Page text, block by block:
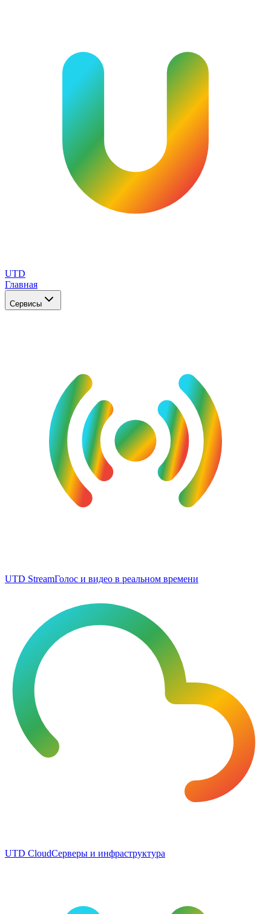
UTD
Главная
Сервисы
UTD StreamГолос и видео в реальном времени
UTD CloudСерверы и инфраструктура